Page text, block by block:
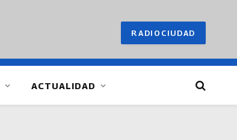
RADIOCIUDAD
ACTUALIDAD